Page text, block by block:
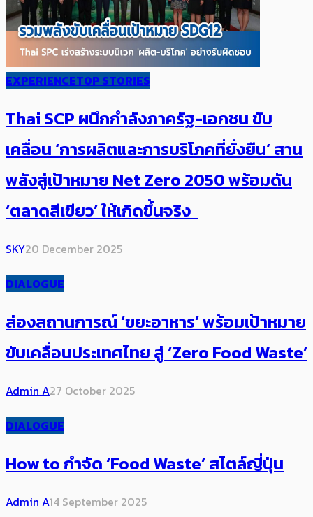
EXPERIENCETOP STORIES
Thai SCP ผนึกกำลังภาครัฐ-เอกชน ขับ
เคลื่อน ‘การผลิตและการบริโภคที่ยั่งยืน’ สาน
พลังสู่เป้าหมาย Net Zero 2050 พร้อมดัน
‘ตลาดสีเขียว’ ให้เกิดขึ้นจริง
SKY20 December 2025
DIALOGUE
ส่องสถานการณ์ ‘ขยะอาหาร’ พร้อมเป้าหมาย
ขับเคลื่อนประเทศไทย สู่ ‘Zero Food Waste’
Admin A27 October 2025
DIALOGUE
How to กำจัด ‘Food Waste’ สไตล์ญี่ปุ่น
Admin A14 September 2025